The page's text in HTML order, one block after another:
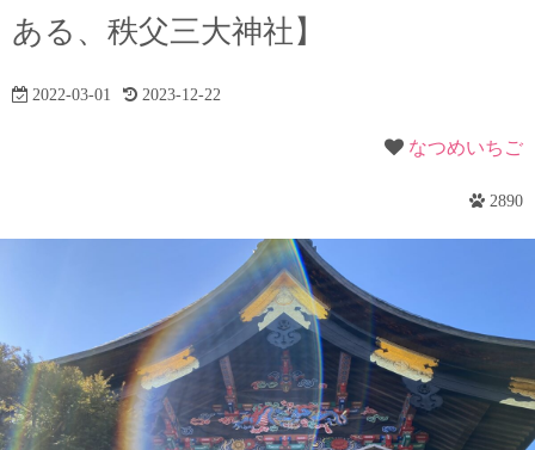
ある、秩父三大神社】
2022-03-01 2023-12-22
なつめいちご
2890